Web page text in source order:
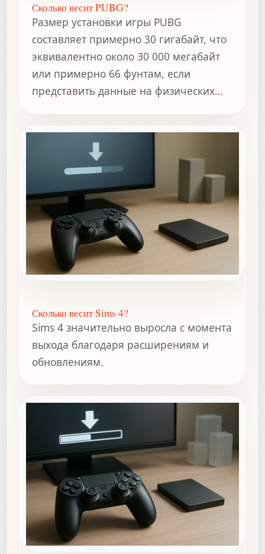
Сколько весит PUBG?
Размер установки игры PUBG
составляет примерно 30 гигабайт, что
эквивалентно около 30 000 мегабайт
или примерно 66 фунтам, если
представить данные на физических
Сколько весит Sims 4?
Sims 4 значительно выросла с момента
выхода благодаря расширениям и
обновлениям.